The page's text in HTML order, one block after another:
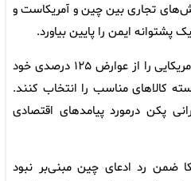
تجاری بین چین و آمریکاست و
پشتوانه ایمن را پایین بیاورد.
چین ممکن است برخی واردات آمریکایی را از عوارض ۱۲۵ درصدی خود
کالاهای مناسب را انتخاب کنند.
پکن درمورد پیامدهای اقتصادی
ضمن رد ادعای چین مبنی‌بر نبود